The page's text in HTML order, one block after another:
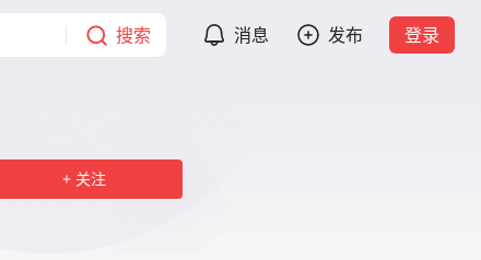
搜索 消息 发布 登录
关注